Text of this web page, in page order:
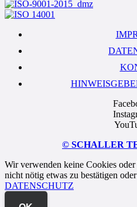
© SCHALLER
Wir verwenden keine Cookies
nicht nötig etwas zu bestätigen
DATENSCHUTZ